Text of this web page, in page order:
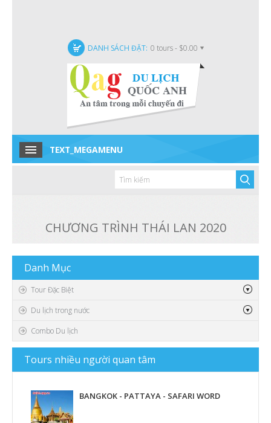
DANH SÁCH ĐẶT: 0 tours - $0.00
TEXT_MEGAMENU
Tour Đặc Biệt
Video
Danh Mục
Tour Đặc Biệt
Du lịch trong nước
Combo Du lịch
Tours nhiều người quan tâm
BANGKOK - PATTAYA - SAFARI WORD
CHƯƠNG TRÌNH THÁI LAN 2020